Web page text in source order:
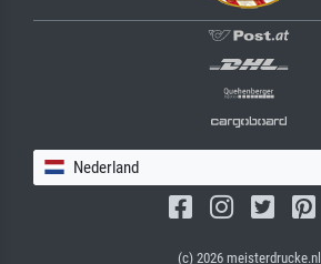
Nederland
(c) 2026 meisterdrucke.nl